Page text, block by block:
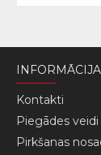
INFORMĀCIJA
Kontakti
Piegādes veidi
Pirkšanas